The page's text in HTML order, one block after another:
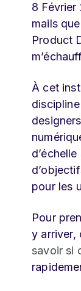
8 Février
mails
Product
À cet
pour les
Pour
y arriver,
savoir si